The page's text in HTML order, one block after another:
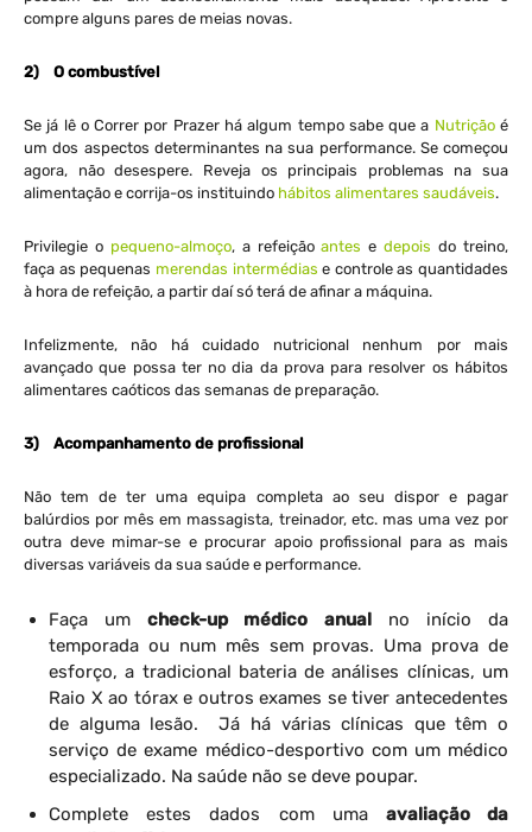
compre alguns pares de meias novas.
2) O combustível
Se já lê o Correr por Prazer há algum tempo sabe que a Nutriçãoé
um dos aspectos determinantes na sua performance. Se começou
agora, não desespere. Reveja os principais problemas na sua
alimentação e corrija-os instituindo hábitos alimentares saudáveis.
Privilegie o pequeno-almoço, a refeiçãoantesedepois do treino,
faça as pequenas merendas intermédiase controle as quantidades
à hora de refeição, a partir daí só terá de afinar a máquina.
Infelizmente, não há cuidado nutricional nenhum por mais
avançado que possa ter no dia da prova para resolver os hábitos
alimentares caóticos das semanas de preparação.
3) Acompanhamento de profissional
Não tem de ter uma equipa completa ao seu dispor e pagar
balúrdios por mês em massagista, treinador, etc. mas uma vez por
outra deve mimar-se e procurar apoio profissional para as mais
diversas variáveis da sua saúde e performance.
Faça umcheck-up médico anualno início da
temporada ou num mês sem provas. Uma prova de
esforço, a tradicional bateria de análises clínicas, um
Raio X ao tórax e outros exames se tiver antecedentes
de alguma lesão. Já há várias clínicas que têm o
serviço de exame médico-desportivo com um médico
especializado. Na saúde não se deve poupar.
Complete estes dados com uma avaliação da